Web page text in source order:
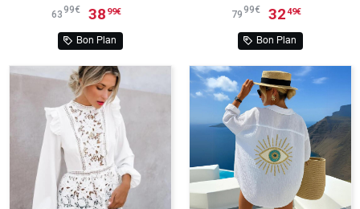
6399€ 38 99€
Bon Plan
mousseline de soie
7999€ 3249€
Bon Plan